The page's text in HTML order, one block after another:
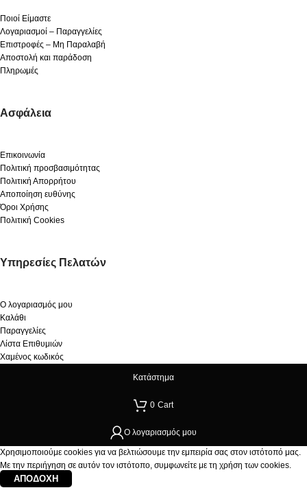
Ποιοί Είμαστε
Λογαριασμοί – Παραγγελίες
Επιστροφές – Μη Παραλαβή
Αποστολή και παράδοση
Πληρωμές
Ασφάλεια
Επικοινωνία
Πολιτική προσβασιμότητας
Πολιτική Απορρήτου
Αποποίηση ευθύνης
Όροι Χρήσης
Πολιτική Cookies
Υπηρεσίες Πελατών
Ο λογαριασμός μου
Καλάθι
Παραγγελίες
Λίστα Επιθυμιών
Χαμένος κωδικός
Κατάστημα
0 Cart
Ο λογαριασμός μου
Χρησιμοποιούμε cookies για να βελτιώσουμε την εμπειρία σας στον ιστότοπό μας.
Με την περιήγηση σε αυτόν τον ιστότοπο, συμφωνείτε με τη χρήση των cookies.
ΑΠΟΔΟΧΉ